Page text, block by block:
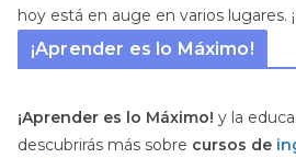
hoy está en auge en varios lugares.
¡Aprender es lo Máximo!
¡Aprender es lo Máximo! y la
descubrirás más sobre cursos de